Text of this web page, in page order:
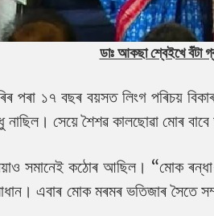
ডাঃ আকছা শ্বেইখে বঁটা
পৰা ১৭ বছৰ বয়সত লিংগ পৰিচয়
সেয়ে শৈশৱ কালছোৱা মোৰ
সমানেই কঠোৰ আছিল। “মোক
এবাৰ মোক মৰমৰ ভতিজাৰ সৈতে